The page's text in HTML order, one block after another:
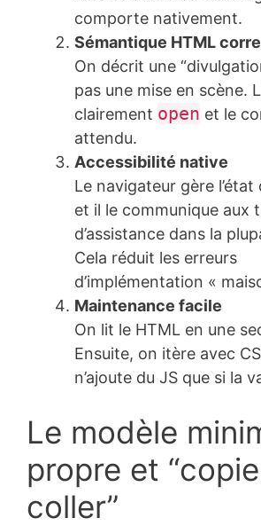
comporte nativement.
Sémantique HTML
On décrit une
pas une mise en scène.
clairement open et le
attendu.
Accessibilité native
Le navigateur gère
et il le communique aux
d’assistance dans la
Cela réduit les erreurs
d’implémentation «
Maintenance facile
On lit le HTML en une
Ensuite, on itère avec
n’ajoute du JS que si la
Le modèle
propre et
coller”